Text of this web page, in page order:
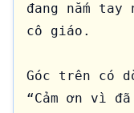
đang nắm
cô giáo.
Góc trên có
“Cảm ơn vì